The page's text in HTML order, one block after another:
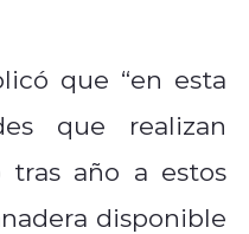
que “en esta
que realizan
tras año a estos
disponible